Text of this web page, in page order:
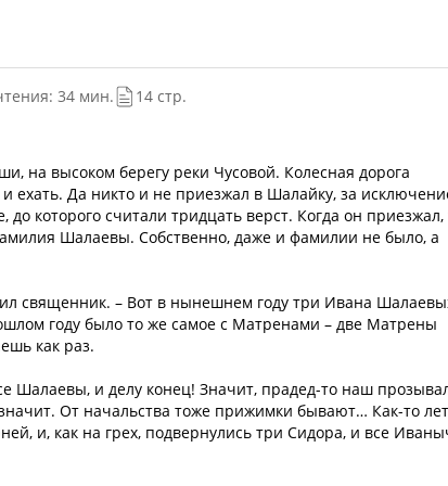
34 мин.
14 стр.
на высоком берегу реки Чусовой. Колесная дорога
ехать. Да никто и не приезжал в Шалайку, за
которого считали тридцать верст. Когда он приезжал,
Шалаевы. Собственно, даже и фамилии не было, а
священник. – Вот в нынешнем году три Ивана
году было то же самое с Матренами – две Матрены
как раз.
Шалаевы, и делу конец! Значит, прадед-то наш
От начальства тоже прижимки бывают… Как-то
и, как на грех, подвернулись три Сидора, и все